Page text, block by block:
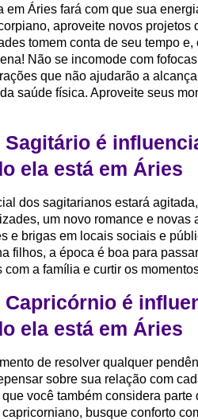
em Áries fará com que sua
aproveite novos projetos
tomem conta de seu tempo
Não se incomode com
que não ajudarão a
saúde física. Aproveite seus
Sagitário é
ela está em Áries
dos sagitarianos estará
um novo romance e
e brigas em locais sociais e
filhos, a época é boa para
com a família e curtir os
Capricórnio é
ela está em Áries
de resolver qualquer
sobre sua relação com
você também considera
busque conforto